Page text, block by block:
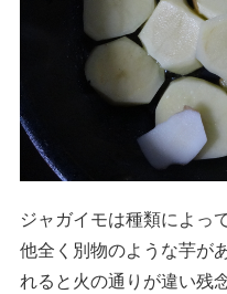
ジャガイモは種類によっ
他全く別物のような芋が
れると火の通りが違い残